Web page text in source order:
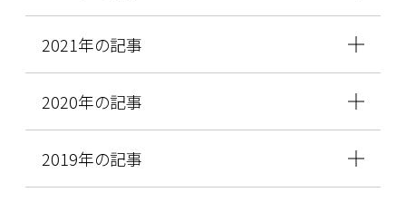
2021年の記事
2020年の記事
2019年の記事